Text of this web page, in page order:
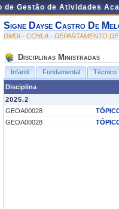
de Gestão de Atividades
Signe Dayse Castro De
DMDI - CCHLA - DEPARTAMENTO
Disciplinas Ministradas
Infantil Fundamental Técnico
Disciplina
2025.2
GEOA00028
GEOA00028